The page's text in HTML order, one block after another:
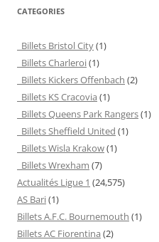
CATEGORIES
Billets Bristol City(1)
Billets Charleroi(1)
Billets Kickers Offenbach (2)
Billets KS Cracovia (1)
Billets Queens Park Rangers(1)
Billets Sheffield United (1)
Billets Wisla Krakow(1)
Billets Wrexham (7)
Actualités Ligue 1 (24,575)
AS Bari(1)
Billets A.F.C. Bournemouth (1)
Billets AC Fiorentina (2)